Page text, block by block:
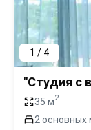
1 / 4
"Студия с
35 м2
2 основных